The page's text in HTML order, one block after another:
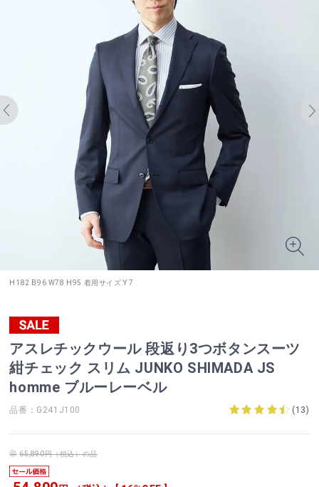
H182 B96 W78 H95 着用サイズ:Y 7
アスレチックウール 段返り3つボタンスーツ
紺チェック スリム JUNKO SHIMADA JS
homme ブルーレーベル
品番：G241J100 (13)
65,890円（税込）の品